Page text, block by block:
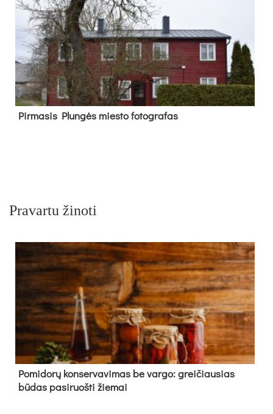
Pir­ma­sis Plun­gės mies­to fo­tog­ra­fas
Pravartu žinoti
Pomidorų konservavimas be vargo: greičiausias
būdas pasiruošti žiemai